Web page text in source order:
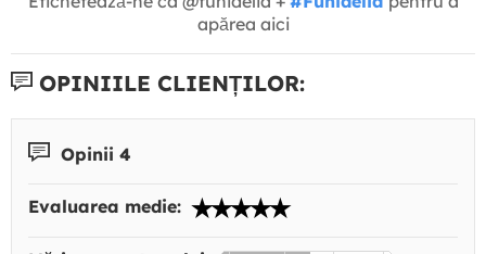
apărea aici
OPINIILE CLIENȚILOR:
Opinii 4
Evaluarea medie: